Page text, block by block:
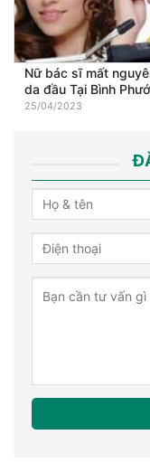
Nữ bác sĩ mất
da đầu Tại Bình
25/04/2023